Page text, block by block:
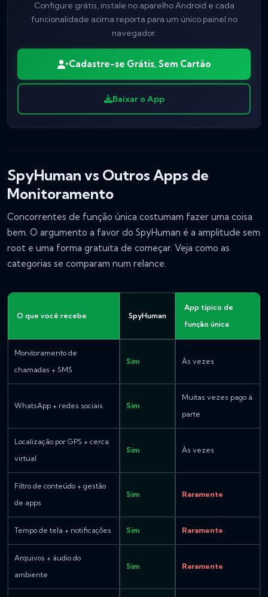
Configure grátis, instale no aparelho Android e cada
funcionalidade acima reporta para um único painel no
navegador.
Cadastre-se Grátis, Sem Cartão
Baixar o App
SpyHuman vs Outros Apps de
Monitoramento
Concorrentes de função única costumam fazer uma coisa
bem. O argumento a favor do SpyHuman é a amplitude sem
root e uma forma gratuita de começar. Veja como as
categorias se comparam num relance.
O que você recebe SpyHuman
App típico de
função única
Monitoramento de
chamadas + SMS
Sim Às vezes
WhatsApp + redes sociais Sim
Muitas vezes pago à
parte
Localização por GPS + cerca
virtual
Sim Às vezes
Filtro de conteúdo + gestão
de apps
Sim Raramente
Tempo de tela + notificações Sim Raramente
Arquivos + áudio do
ambiente
Sim Raramente